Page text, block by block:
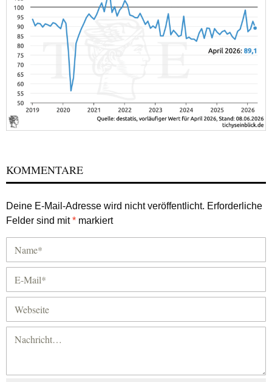
KOMMENTARE
Deine E-Mail-Adresse wird nicht veröffentlicht. Erforderliche
Felder sind mit* markiert